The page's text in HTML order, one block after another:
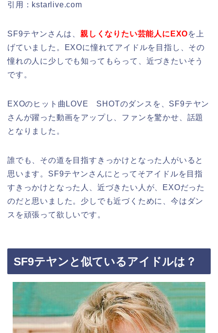
引用：kstarlive.com
SF9テヤンさんは、 親しくなりたい芸能人にEXOを上
げていました。EXOに憧れてアイドルを目指し、その
憧れの人に少しでも知ってもらって、近づきたいそう
です。
EXOのヒット曲LOVE SHOTのダンスを、SF9テヤン
さんが躍った動画をアップし、ファンを驚かせ、話題
となりました。
誰でも、その道を目指すきっかけとなった人がいると
思います。SF9テヤンさんにとってそアイドルを目指
すきっかけとなった人、近づきたい人が、EXOだった
のだと思いました。少しでも近づくために、今はダン
スを頑張って欲しいです。
SF9テヤンと似ているアイドルは？